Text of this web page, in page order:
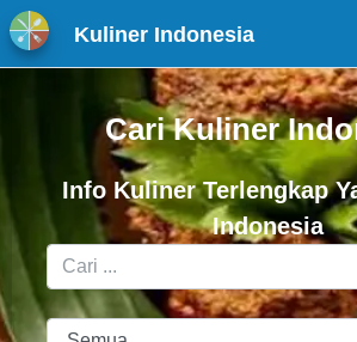
Kuliner Indonesia
Cari Kuliner
Info Kuliner Terlengkap
Indonesia